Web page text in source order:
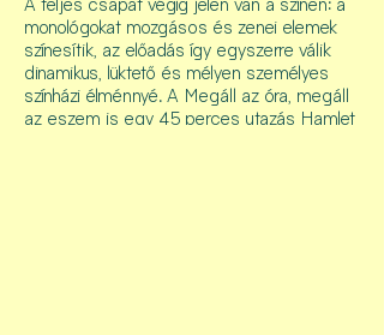
monológokat mozgásos és zenei elemek
színesítik, az előadás így egyszerre válik
dinamikus, lüktető és mélyen személyes
színházi élménnyé. A Megáll az óra, megáll
az eszem is egy 45 perces utazás Hamlet